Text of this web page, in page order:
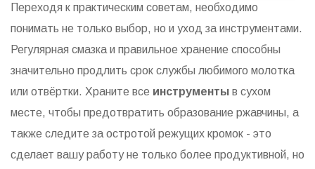
Переходя к практическим советам, необходимо
понимать не только выбор, но и уход за инструментами.
Регулярная смазка и правильное хранение способны
значительно продлить срок службы любимого молотка
или отвёртки. Храните все инструменты в сухом
месте, чтобы предотвратить образование ржавчины, а
также следите за остротой режущих кромок - это
сделает вашу работу не только более продуктивной, но